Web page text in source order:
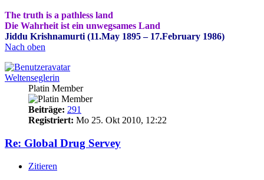
The truth is a pathless land
Die Wahrheit ist ein unwegsames Land
Jiddu Krishnamurti (11.May 1895 – 17.February 1986)
Nach oben
Weltenseglerin
Platin Member
Beiträge: 291
Registriert: Mo 25. Okt 2010, 12:22
Re: Global Drug Servey
Zitieren